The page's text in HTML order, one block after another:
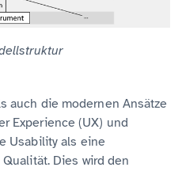
auch die modernen Ansätze
Experience (UX) und
Usability als eine
Dies wird den